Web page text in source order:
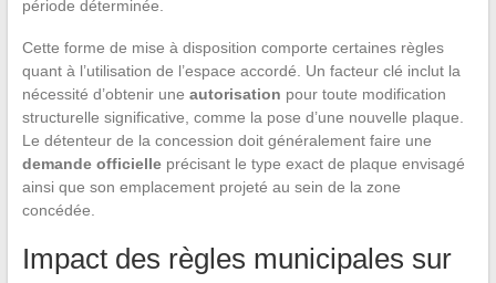
période déterminée.
Cette forme de mise à disposition comporte certaines règles
quant à l’utilisation de l’espace accordé. Un facteur clé inclut la
nécessité d’obtenir une autorisation pour toute modification
structurelle significative, comme la pose d’une nouvelle plaque.
Le détenteur de la concession doit généralement faire une
demande officielleprécisant le type exact de plaque envisagé
ainsi que son emplacement projeté au sein de la zone
concédée.
Impact des règles municipales sur